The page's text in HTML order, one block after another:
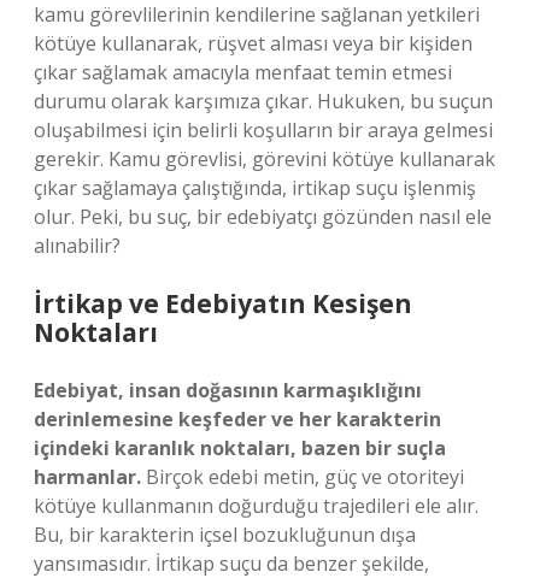
kamu görevlilerinin kendilerine sağlanan yetkileri
kötüye kullanarak, rüşvet alması veya bir kişiden
çıkar sağlamak amacıyla menfaat temin etmesi
durumu olarak karşımıza çıkar. Hukuken, bu suçun
oluşabilmesi için belirli koşulların bir araya gelmesi
gerekir. Kamu görevlisi, görevini kötüye kullanarak
çıkar sağlamaya çalıştığında, irtikap suçu işlenmiş
olur. Peki, bu suç, bir edebiyatçı gözünden nasıl ele
alınabilir?
İrtikap ve Edebiyatın Kesişen
Noktaları
Edebiyat, insan doğasının karmaşıklığını
derinlemesine keşfeder ve her karakterin
içindeki karanlık noktaları, bazen bir suçla
harmanlar. Birçok edebi metin, güç ve otoriteyi
kötüye kullanmanın doğurduğu trajedileri ele alır.
Bu, bir karakterin içsel bozukluğunun dışa
yansımasıdır. İrtikap suçu da benzer şekilde,